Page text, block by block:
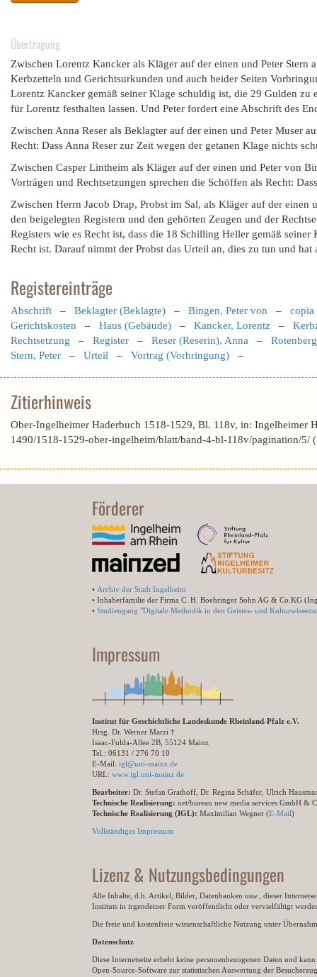
Übertragung
Zwischen Lorentz Kancker als Kläger auf der einen und Peter
Kerbzetteln und Gerichtsurkunden und auch beider Seiten
Lorentz Kancker gemäß seiner Klage schuldig ist, die 29 Gulden
für Lorentz festhalten lassen. Und Peter fordert eine Abschrift des
Zwischen Anna Reser als Beklagter auf der einen und Peter Muser
Recht: Dass Anna Reser zur Zeit wegen der getanen Klage nichts
Zwischen Casper Lintheim als Kläger auf der einen und Peter von
Vorträgen und Rechtsetzungen sprechen die Schöffen als Recht:
Zwischen Herrn Jacob Drap, Probst im Sal, als Kläger auf der
den beigelegten Registern und den gehörten Zeugen und der
Registers wie es Recht ist, dass die 18 Schilling Heller gemäß
Recht ist. Darauf nimmt der Probst das Urteil an, dies zu tun und
Registereinträge
Abschrift – Beklagter (Beklagte) – Bingen, Peter von – copia
Gerichtskosten – Haus (Gebäude) – Kancker, Lorentz –
Rechtsetzung – Register – Reser (Reserin), Anna –
Stern, Peter – Urteil – Vortrag (Vorbringung) –
Zitierhinweis
Ober-Ingelheimer Haderbuch 1518-1529, Bl. 118v, in: Ingelheimer
1490/1518-1529-ober-ingelheim/blatt/band-4-bl-118v/pagination/5/
Förderer
• Archiv der Stadt Ingelheim
• Inhaberfamilie der Firma C. H. Boehringer Sohn AG & Co.KG
• Studiengang "Digitale Methodik in den Geistes- und
Impressum
Institut für Geschichtliche Landeskunde Rheinland-Pfalz e.V.
Hrsg. Dr. Werner Marzi †
Isaac-Fulda-Allee 2B, 55124 Mainz
Tel.: 06131 / 276 70 10
E-Mail: igl@uni-mainz.de
URL: www.igl.uni-mainz.de
Bearbeiter: Dr. Stefan Grathoff, Dr. Regina Schäfer, Ulrich
Technische Realisierung: net/bureau new media services GmbH &
Technische Realisierung (IGL): Maximilian Wegner (E-Mail)
Vollständiges Impressum
Lizenz & Nutzungsbedingungen
Alle Inhalte, d.h. Artikel, Bilder, Datenbanken usw., dieser
Instituts in irgendeiner Form veröffentlicht oder vervielfältigt
Die freie und kostenfreie wissenschaftliche Nutzung unter
Datenschutz
Diese Internetseite erhebt keine personenbezogenen Daten und
Open-Source-Software zur statistischen Auswertung der